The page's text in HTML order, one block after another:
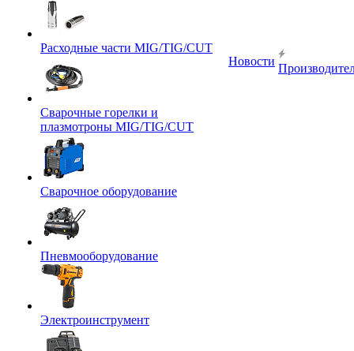
Расходные части MIG/TIG/CUT
Сварочные горелки и
плазмотроны MIG/TIG/CUT
Сварочное оборудование
Пневмооборудование
Электроинструмент
Новости